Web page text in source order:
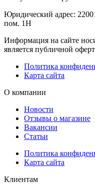
Юридический адрес:
пом. 1Н
Информация на сайте
является публичной
Политика
Карта сайта
О компании
Новости
Отзывы о магазине
Вакансии
Статьи
Политика
Карта сайта
Клиентам